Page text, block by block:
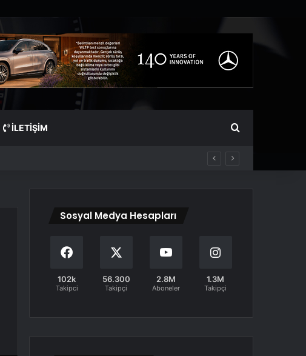
İLETIŞIM Arama yap ...
Sosyal Medya Hesapları
102k
Takipci
56.300
Takipçi
2.8M
Aboneler
1.3M
Takipçi